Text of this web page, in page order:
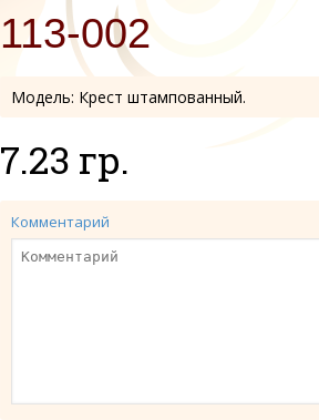
113-002
Модель: Крест штампованный.
7.23 гр.
Комментарий